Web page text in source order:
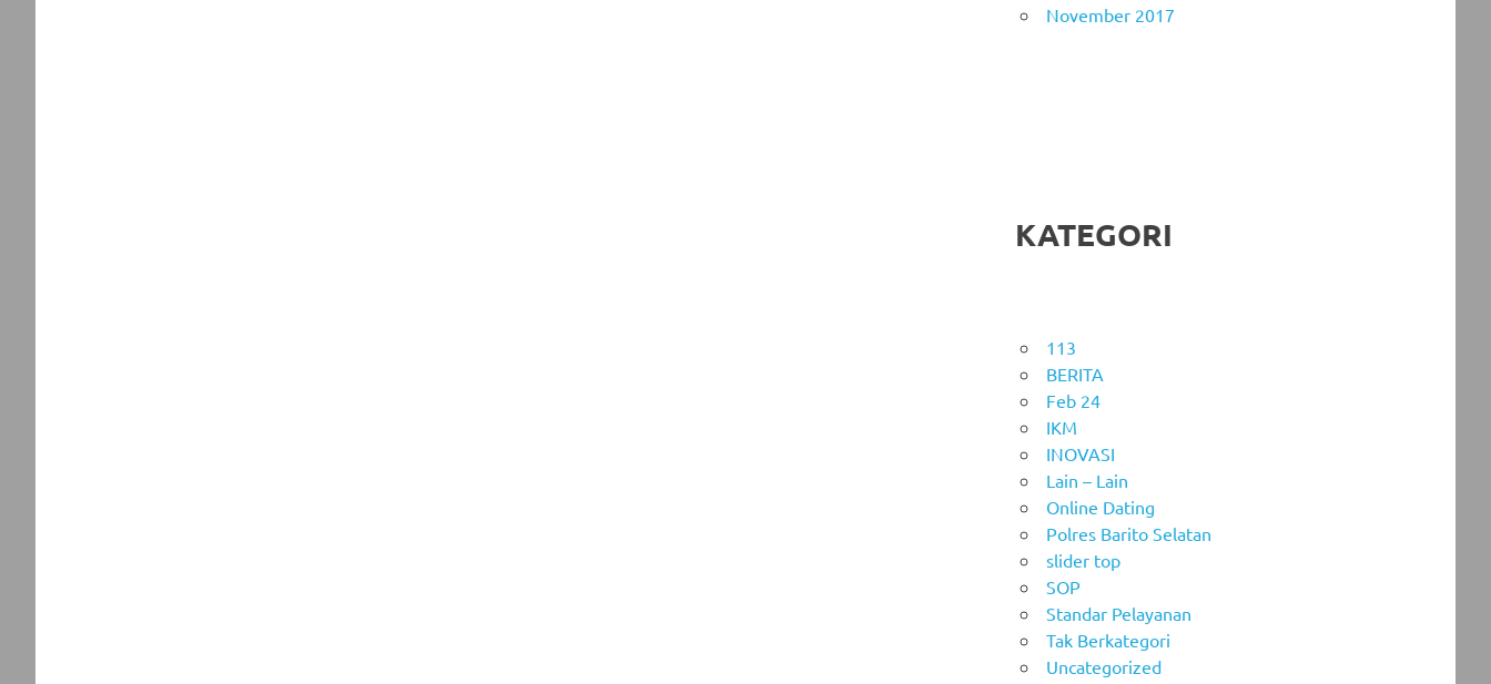
November 2017
KATEGORI
113
BERITA
Feb 24
IKM
INOVASI
Lain – Lain
Online Dating
Polres Barito Selatan
slider top
SOP
Standar Pelayanan
Tak Berkategori
Uncategorized